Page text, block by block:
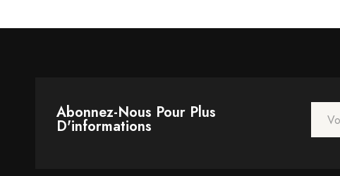
Abonnez-Nous Pour Plus
D'informations